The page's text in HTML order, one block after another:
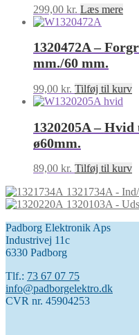
299,00 kr. Læs mere
1320472A –
mm./60 mm.
99,00 kr. Tilføj til kurv
1320205A –
ø60mm.
89,00 kr. Tilføj til kurv
1321734A -
1320103A -
Padborg Elektronik Aps
Industrivej 11c
6330 Padborg
Tlf.: 73 67 07 75
info@padborgelektro.dk
CVR nr. 45904253